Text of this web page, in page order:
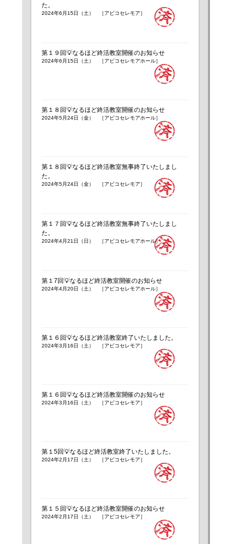
た。
2024年6月15日（土） ［アビコセレモア］
第１９回💡なるほど終活教室開催のお知らせ
2024年6月15日（土） ［アビコセレモアホール］
第１８回💡なるほど終活教室開催のお知らせ
2024年5月24日（金） ［アビコセレモアホール］
第１８回💡なるほど終活教室無事終了いたしまし
た。
2024年5月24日（金） ［アビコセレモア］
第１７回💡なるほど終活教室無事終了いたしまし
た。
2024年4月21日（日） ［アビコセレモアホール］
第１7回💡なるほど終活教室開催のお知らせ
2024年4月20日（土） ［アビコセレモアホール］
第１６回💡なるほど終活教室終了いたしました。
2024年3月16日（土） ［アビコセレモア］
第１６回💡なるほど終活教室開催のお知らせ
2024年3月16日（土） ［アビコセレモア］
第１5回💡なるほど終活教室終了いたしました。
2024年2月17日（土） ［アビコセレモア］
第１５回💡なるほど終活教室開催のお知らせ
2024年2月17日（土） ［アビコセレモア］